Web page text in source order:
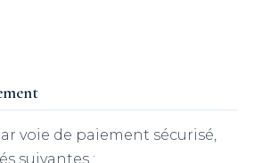
voie de paiement sécurisé,
suivantes :